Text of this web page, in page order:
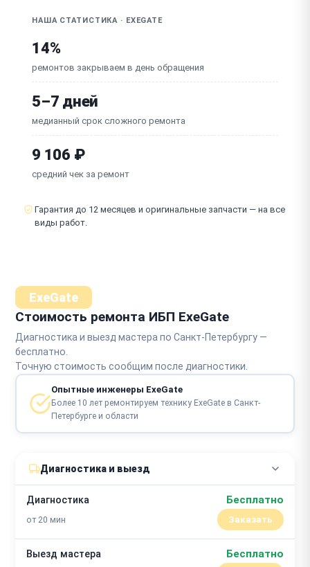
НАША СТАТИСТИКА · EXEGATE
14%
ремонтов закрываем в день обращения
5–7 дней
медианный срок сложного ремонта
9 106 ₽
средний чек за ремонт
Гарантия до 12 месяцев и оригинальные запчасти — на все
виды работ.
ExeGate
Стоимость ремонта ИБП ExeGate
Диагностика и выезд мастера по Санкт-Петербургу —
бесплатно.
Точную стоимость сообщим после диагностики.
Опытные инженеры ExeGate
Более 10 лет ремонтируем технику ExeGate в Санкт-
Петербурге и области
Диагностика и выезд
Диагностика
от 20 мин
Бесплатно
Заказать
Выезд мастера Бесплатно